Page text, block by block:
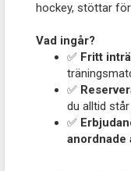
hockey, stöttar
Vad ingår?
✅ Fritt
✅
du alltid
✅
anordnade